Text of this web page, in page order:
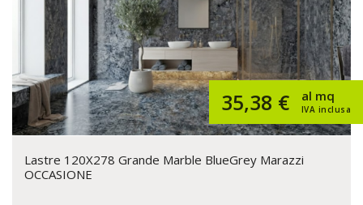
35,38 € IVA inclusa
al mq
Lastre 120X278 Grande Marble BlueGrey Marazzi
OCCASIONE